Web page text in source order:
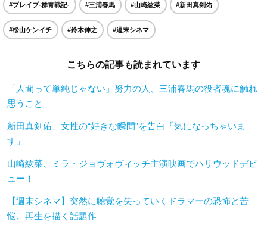
#ブレイブ-群青戦記- #三浦春馬 #山崎紘菜 #新田真剣佑
#松山ケンイチ #鈴木伸之 #週末シネマ
こちらの記事も読まれています
「人間って単純じゃない」努力の人、三浦春馬の役者魂に触れ
思うこと
新田真剣佑、女性の“好きな瞬間”を告白「気になっちゃいま
す」
山崎紘菜、ミラ・ジョヴォヴィッチ主演映画でハリウッドデビ
ュー！
【週末シネマ】突然に聴覚を失っていくドラマーの恐怖と苦
悩、再生を描く話題作